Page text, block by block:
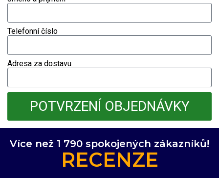
Telefonní číslo
Adresa za dostavu
POTVRZENÍ OBJEDNÁVKY
Více než 1 790 spokojených zákazníků!
RECENZE